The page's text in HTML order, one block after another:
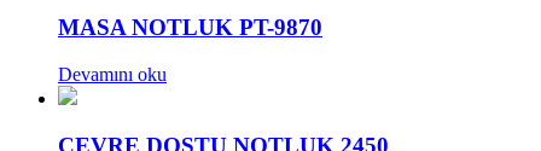
MASA NOTLUK PT-9870
Devamını oku
ÇEVRE DOSTU NOTLUK 2450